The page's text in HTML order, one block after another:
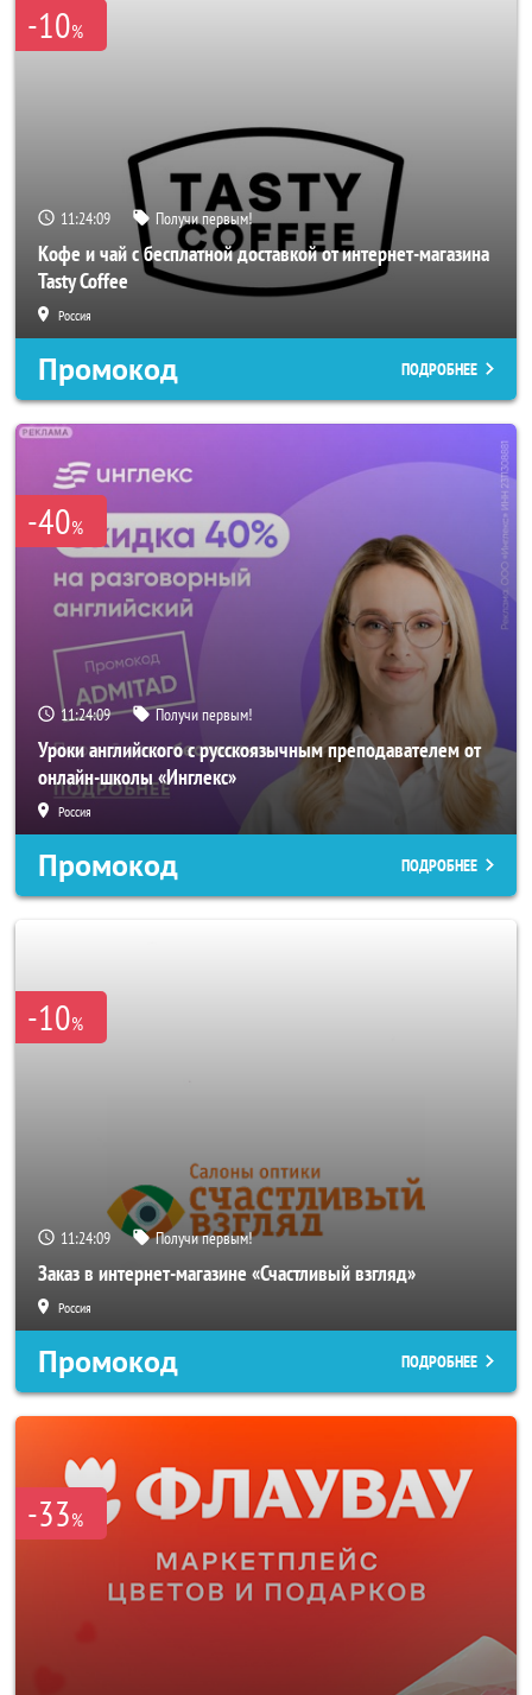
-10%
11:24:06 Получи первым!
Кофе и чай с бесплатной доставкой от интернет-магазина
Tasty Coffee
Россия
Промокод ПОДРОБНЕЕ
-40%
11:24:06 Получи первым!
Уроки английского с русскоязычным преподавателем от
онлайн-школы «Инглекс»
Россия
Промокод ПОДРОБНЕЕ
-10%
11:24:06 Получи первым!
Заказ в интернет-магазине «Счастливый взгляд»
Россия
Промокод ПОДРОБНЕЕ
-33%